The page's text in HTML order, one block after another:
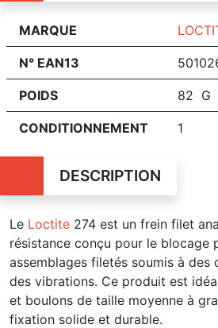
MARQUE
N° EAN13
POIDS 82 G
CONDITIONNEMENT 1
DESCRIPTION
Le Loctite 274 est un frein filet
résistance conçu pour le blocage
assemblages filetés soumis à des
des vibrations. Ce produit est
et boulons de taille moyenne à
fixation solide et durable.